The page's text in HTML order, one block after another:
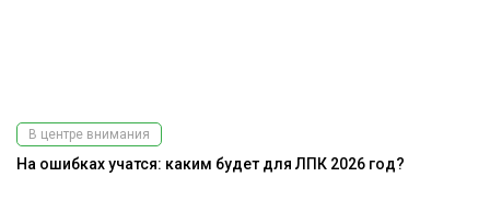
В центре внимания
На ошибках учатся: каким будет для ЛПК 2026 год?